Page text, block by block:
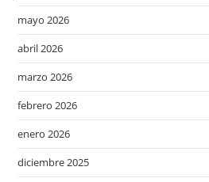
mayo 2026
abril 2026
marzo 2026
febrero 2026
enero 2026
diciembre 2025